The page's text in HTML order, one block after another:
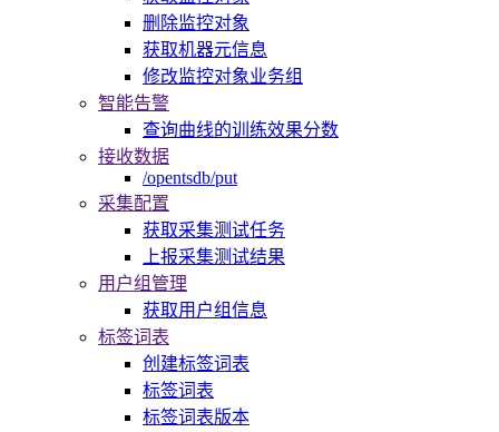
删除监控对象
获取机器元信息
修改监控对象业务组
智能告警
查询曲线的训练效果分数
接收数据
/opentsdb/put
采集配置
获取采集测试任务
上报采集测试结果
用户组管理
获取用户组信息
标签词表
创建标签词表
标签词表
标签词表版本